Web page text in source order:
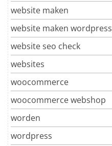
website maken
website maken wordpress
website seo check
websites
woocommerce
woocommerce webshop
worden
wordpress